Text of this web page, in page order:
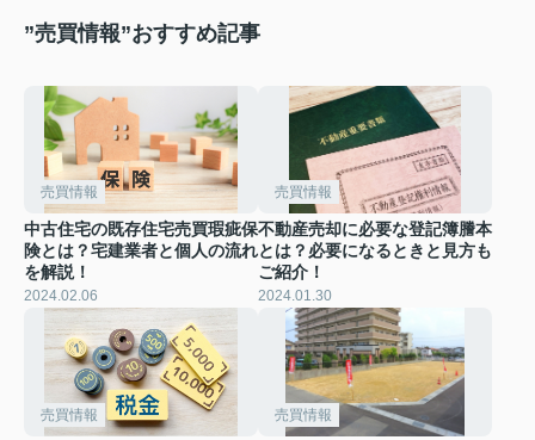
”売買情報”おすすめ記事
売買情報
中古住宅の既存住宅売買瑕疵保
険とは？宅建業者と個人の流れ
を解説！
2024.02.06
売買情報
不動産売却に必要な登記簿謄本
とは？必要になるときと見方も
ご紹介！
2024.01.30
売買情報 売買情報